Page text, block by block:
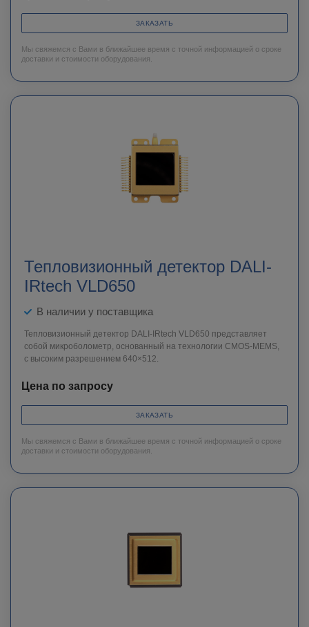
ЗАКАЗАТЬ
Мы свяжемся с Вами в ближайшее время с точной информацией о сроке
доставки и стоимости оборудования.
Тепловизионный детектор DALI-
IRtech VLD650
В наличии у поставщика
Тепловизионный детектор DALI-IRtech VLD650 представляет
собой микроболометр, основанный на технологии CMOS-MEMS,
с высоким разрешением 640×512.
Цена по запросу
ЗАКАЗАТЬ
Мы свяжемся с Вами в ближайшее время с точной информацией о сроке
доставки и стоимости оборудования.